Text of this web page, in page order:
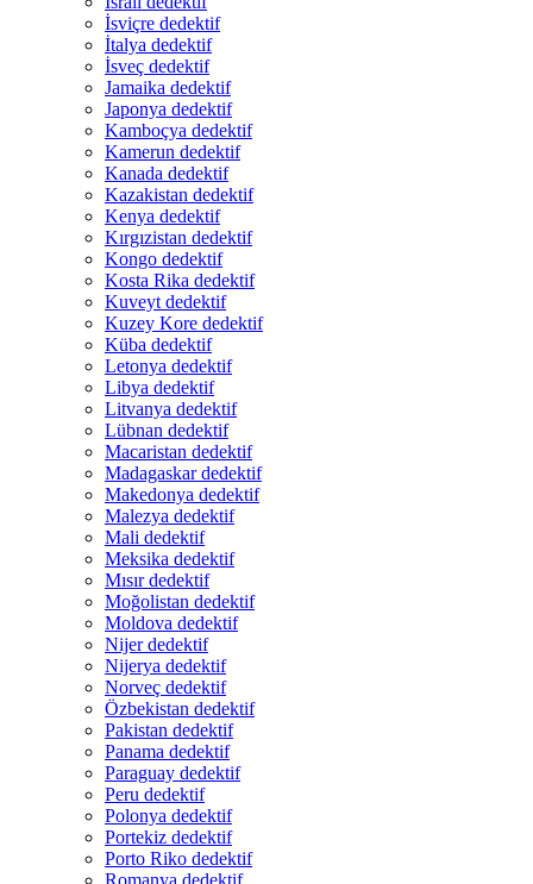
İsviçre dedektif
İtalya dedektif
İsveç dedektif
Jamaika dedektif
Japonya dedektif
Kamboçya dedektif
Kamerun dedektif
Kanada dedektif
Kazakistan dedektif
Kenya dedektif
Kırgızistan dedektif
Kongo dedektif
Kosta Rika dedektif
Kuveyt dedektif
Kuzey Kore dedektif
Küba dedektif
Letonya dedektif
Libya dedektif
Litvanya dedektif
Lübnan dedektif
Macaristan dedektif
Madagaskar dedektif
Makedonya dedektif
Malezya dedektif
Mali dedektif
Meksika dedektif
Mısır dedektif
Moğolistan dedektif
Moldova dedektif
Nijer dedektif
Nijerya dedektif
Norveç dedektif
Özbekistan dedektif
Pakistan dedektif
Panama dedektif
Paraguay dedektif
Peru dedektif
Polonya dedektif
Portekiz dedektif
Porto Riko dedektif
Romanya dedektif